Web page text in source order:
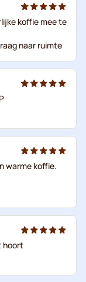
koffie mee te
naar ruimte
warme koffie.
hoort